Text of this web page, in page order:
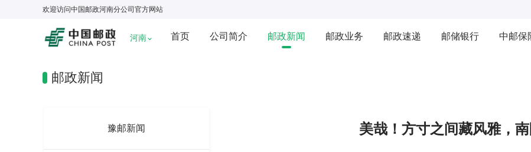
欢迎访问中国邮政河南分公司 官方网站
河南 首页 公司简介 邮政新闻 邮政业务 邮政速递 邮储银行 中邮保
邮政新闻
豫邮新闻 美哉！方寸之间藏风雅，